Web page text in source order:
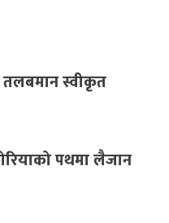
तलबमान स्वीकृत
पथमा लैजान